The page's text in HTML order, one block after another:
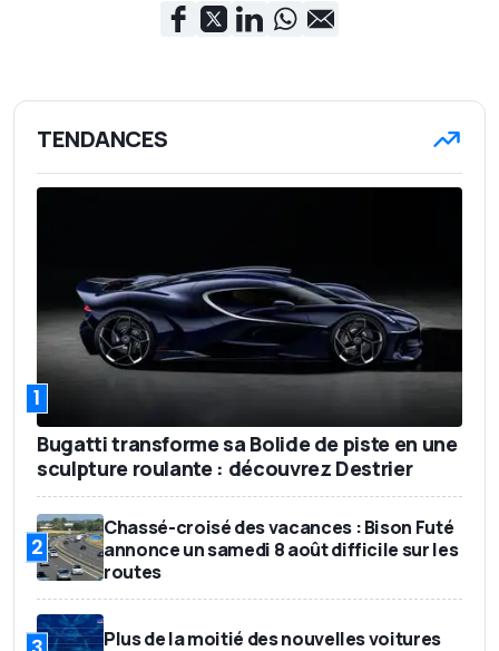
TENDANCES
1
Bugatti transforme sa Bolide de piste en une
sculpture roulante : découvrez Destrier
2
Chassé-croisé des vacances : Bison Futé
annonce un samedi 8 août difficile sur les
routes
Plus de la moitié des nouvelles voitures